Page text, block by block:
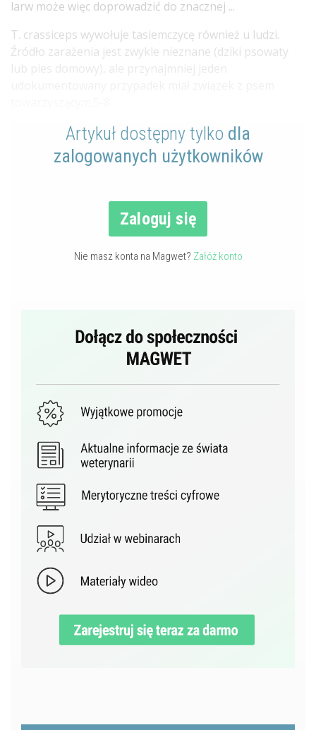
larw może więc doprowadzić do znacznej ...
T. crassiceps wywołuje tasiemczycę również u ludzi.
Źródło zarażenia jest zwykle nieznane (dziki psowaty
lub pies domowy), ale przynajmniej jeden
Artykuł dostępny tylko dla
zalogowanych użytkowników
Zaloguj się
Nie masz konta na Magwet? Załóż konto